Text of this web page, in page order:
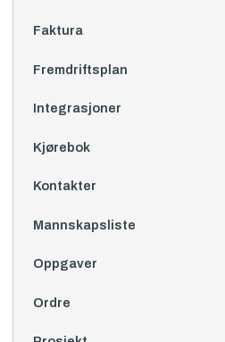
Faktura
Fremdriftsplan
Integrasjoner
Kjørebok
Kontakter
Mannskapsliste
Oppgaver
Ordre